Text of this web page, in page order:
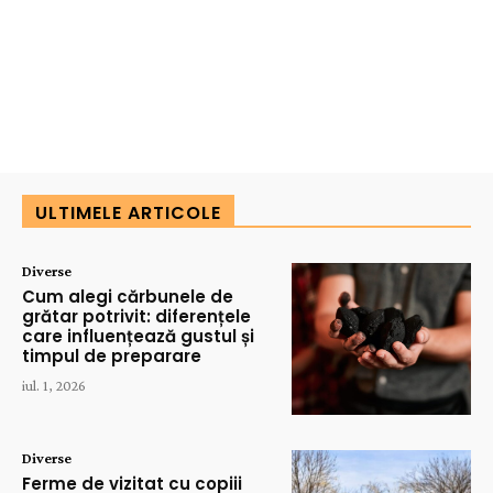
ULTIMELE ARTICOLE
Diverse
Cum alegi cărbunele de
grătar potrivit: diferențele
care influențează gustul și
timpul de preparare
iul. 1, 2026
Diverse
Ferme de vizitat cu copiii